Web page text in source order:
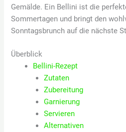
Gemälde. Ein Bellini ist die
Sommertagen und bringt den
Sonntagsbrunch auf die nächste
Überblick
Bellini-Rezept
Zutaten
Zubereitung
Garnierung
Servieren
Alternativen